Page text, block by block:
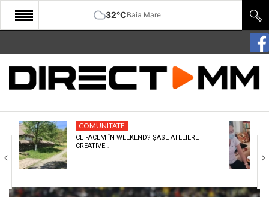
32°CBaia Mare
START
COMUNITATE
CULTURA
ECONOMIE
SANATATE
COMUNITATE
CE FACEM ÎN WEEKEND? ȘASE ATELIERE
CREATIVE…